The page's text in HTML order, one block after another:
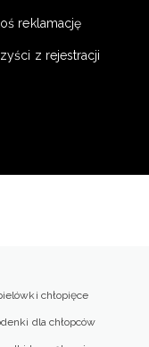
reklamację
z rejestracji
chłopięce
dla chłopców